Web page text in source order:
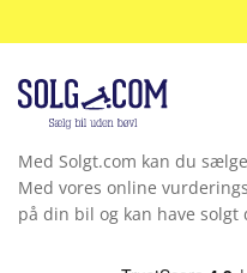
Med Solgt.com kan du
Med vores online
på din bil og kan have